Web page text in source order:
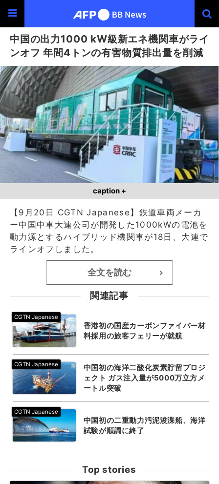
中国の出力1000 kW級新エネ機関車がライ
ンオフ 年間4トンの有害物質排出量を削減
caption +
【9月20日 CGTN Japanese】鉄道車両メーカ
ー中国中車大連公司が開発した1000kWの電池を
動力源とするハイブリッド機関車が18日、大連で
ラインオフしました。
全文を読む >
関連記事
香港初の国産カーボンファイバー材
料採用の旅客フェリーが就航
中国初の海洋二酸化炭素貯留プロジ
ェクト ガス注入量が5000万立方メ
ートル突破
中国初の二重動力汚泥浚渫船、海洋
試験が順調に終了
Top stories